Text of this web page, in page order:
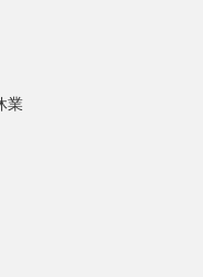
業